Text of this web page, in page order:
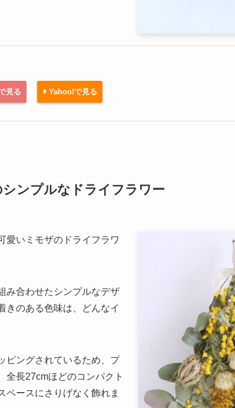
見る Yahoo!で見る
ンプルなドライフラワー
愛いミモザのドライフラワ
み合わせたシンプルなデザ
きのある色味は、どんなイ
ピングされているため、プ
全長27cmほどのコンパクト
ペースにさりげなく飾れま